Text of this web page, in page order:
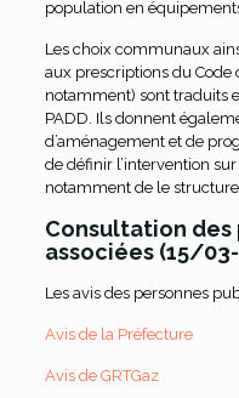
population en
Les choix communaux
aux prescriptions du Code
notamment) sont traduits
PADD. Ils donnent
d’aménagement et de
de définir l’intervention
notamment de le
Consultation des
associées (15/
Les avis des personnes
Avis de la Préfecture
Avis de GRTGaz